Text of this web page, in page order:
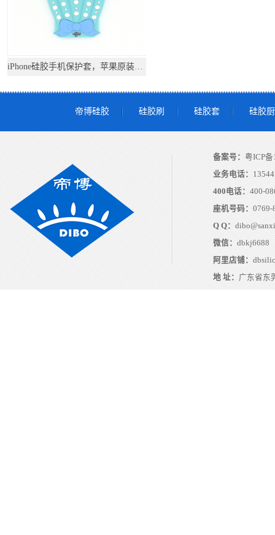
iPhone硅胶手机保护套，苹果原装硅胶壳-硅胶套
帝博硅胶 硅胶刷 硅胶套 硅胶
备案号： 粤ICP
业务电话：
400电话： 400-
座机号码：0769-
Q Q：
微信：dbkj6688
阿里店铺：
地 址： 广东省东